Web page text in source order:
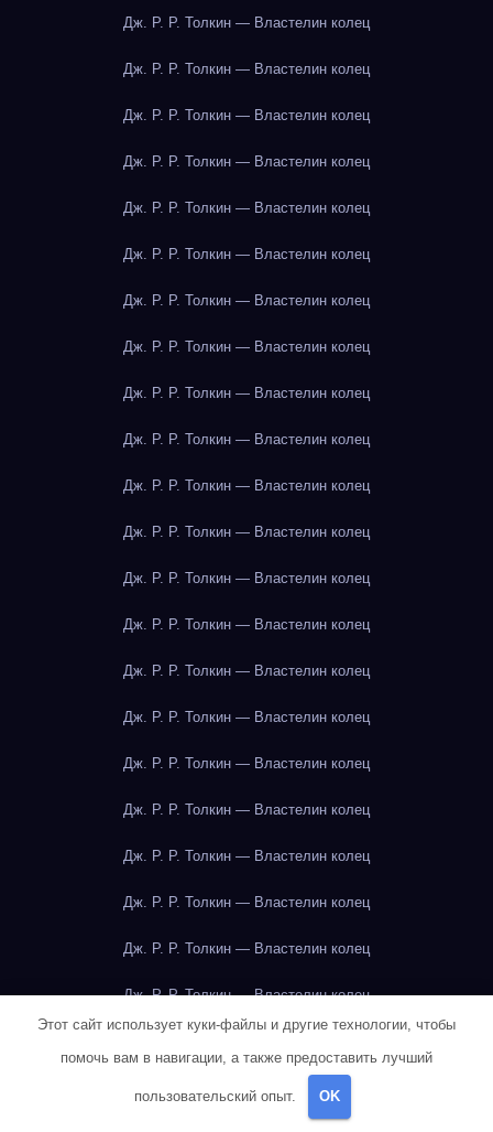
Дж. Р. Р. Толкин — Властелин колец
Дж. Р. Р. Толкин — Властелин колец
Дж. Р. Р. Толкин — Властелин колец
Дж. Р. Р. Толкин — Властелин колец
Дж. Р. Р. Толкин — Властелин колец
Дж. Р. Р. Толкин — Властелин колец
Дж. Р. Р. Толкин — Властелин колец
Дж. Р. Р. Толкин — Властелин колец
Дж. Р. Р. Толкин — Властелин колец
Дж. Р. Р. Толкин — Властелин колец
Дж. Р. Р. Толкин — Властелин колец
Дж. Р. Р. Толкин — Властелин колец
Дж. Р. Р. Толкин — Властелин колец
Дж. Р. Р. Толкин — Властелин колец
Дж. Р. Р. Толкин — Властелин колец
Дж. Р. Р. Толкин — Властелин колец
Дж. Р. Р. Толкин — Властелин колец
Дж. Р. Р. Толкин — Властелин колец
Дж. Р. Р. Толкин — Властелин колец
Дж. Р. Р. Толкин — Властелин колец
Дж. Р. Р. Толкин — Властелин колец
Дж. Р. Р. Толкин — Властелин колец
Джейн Остин — Гордость и предубеждение
Этот сайт использует куки-файлы и другие технологии, чтобы
помочь вам в навигации, а также предоставить лучший
пользовательский опыт. OK